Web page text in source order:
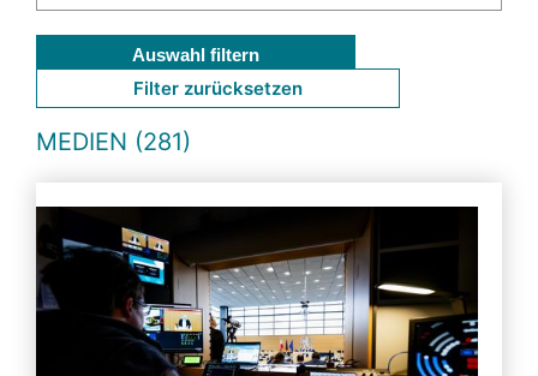
Auswahl filtern
Filter zurücksetzen
MEDIEN (281)